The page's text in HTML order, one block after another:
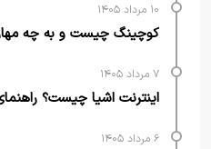
۱۰ مرداد ۱۴۰۵
۷ مرداد ۱۴۰۵
۶ مرداد ۱۴۰۵